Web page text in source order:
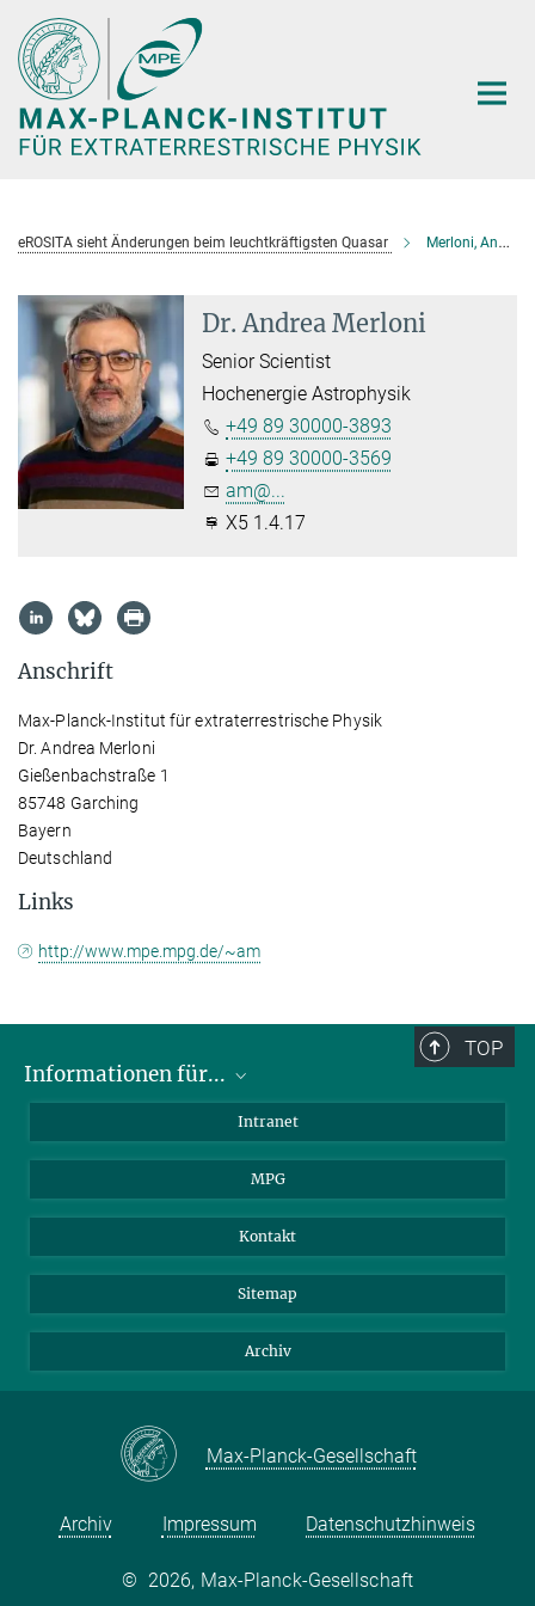
Hauptinhalt
eROSITA sieht Änderungen beim leuchtkräftigsten Quasar Merloni, Andrea
Dr. Andrea Merloni
Senior Scientist
Hochenergie Astrophysik
+49 89 30000-3893
+49 89 30000-3569
am@...
X5 1.4.17
Anschrift
Max-Planck-Institut für extraterrestrische Physik
Dr. Andrea Merloni
Gießenbachstraße 1
85748 Garching
Bayern
Deutschland
Links
http://www.mpe.mpg.de/~am
TOP
Informationen für...
Studenten
Journalisten
Intranet
MPG
Kontakt
Sitemap
Archiv
Max-Planck-Gesellschaft
Archiv Impressum Datenschutzhinweis
© 2026, Max-Planck-Gesellschaft